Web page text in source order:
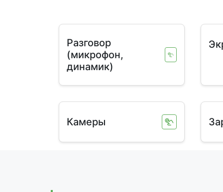
Разговор
(микрофон,
динамик)
Камеры